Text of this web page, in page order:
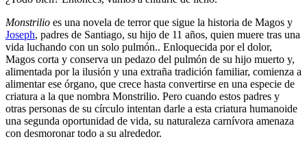
Monstrilio es una novela de terror que sigue la historia de Magos y
Joseph, padres de Santiago, su hijo de 11 años, quien muere tras una
vida luchando con un solo pulmón.. Enloquecida por el dolor,
Magos corta y conserva un pedazo del pulmón de su hijo muerto y,
alimentada por la ilusión y una extraña tradición familiar, comienza a
alimentar ese órgano, que crece hasta convertirse en una especie de
criatura a la que nombra Monstrilio. Pero cuando estos padres y
otras personas de su círculo intentan darle a esta criatura humanoide
una segunda oportunidad de vida, su naturaleza carnívora amenaza
con desmoronar todo a su alrededor.